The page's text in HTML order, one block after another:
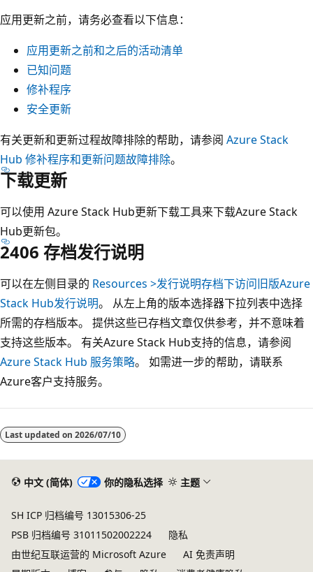
应用更新之前，请务必查看以下信息：
应用更新之前和之后的活动清单
已知问题
修补程序
安全更新
有关更新和更新过程故障排除的帮助，请参阅 Azure Stack
Hub 修补程序和更新问题故障排除。
下载更新
可以使用 Azure Stack Hub更新下载工具来下载Azure Stack
Hub更新包。
2406 存档发行说明
可以在左侧目录的 Resources >发行说明存档下访问旧版Azure
Stack Hub发行说明。 从左上角的版本选择器下拉列表中选择
所需的存档版本。 提供这些已存档文章仅供参考，并不意味着
支持这些版本。 有关Azure Stack Hub支持的信息，请参阅
Azure Stack Hub 服务策略。 如需进一步的帮助，请联系
Azure客户支持服务。
模
式
Last updated on 2026/07/10
中文 (简体) 你的隐私选择 主题
SH ICP 归档编号 13015306-25
PSB 归档编号 31011502002224
隐私
由世纪互联运营的 Microsoft Azure
AI 免责声明